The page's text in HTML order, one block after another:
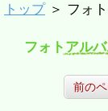
トップ＞ フォ
フォトアル
前の